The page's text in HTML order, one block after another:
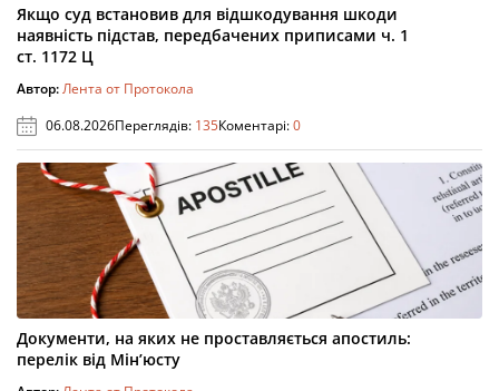
Якщо суд встановив для відшкодування шкоди
наявність підстав, передбачених приписами ч. 1
ст. 1172 Ц
Автор:Лента от Протокола
06.08.2026Переглядів: 135Коментарі:0
Документи, на яких не проставляється апостиль:
перелік від Мін’юсту